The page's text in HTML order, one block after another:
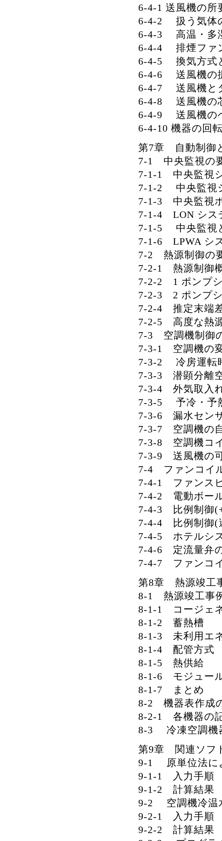
6-4-1 送風機の所
6-4-2 扱う気体
6-4-3 高温・多
6-4-4 排煙ファ
6-4-5 換気方式
6-4-6 送風機の
6-4-7 送風機と
6-4-8 送風機の
6-4-9 送風機の
6-4-10 機器の回
第7章 自動制御
7-1 中央監視の
7-1-1 中央監視
7-1-2 中央監視
7-1-3 中央監視
7-1-4 LON シス
7-1-5 中央監視
7-1-6 LPWA シ
7-2 熱源制御の
7-2-1 熱源制御
7-2-2 1 ポンプ
7-2-3 2 ポンプ
7-2-4 推定末端
7-2-5 高度な熱
7-3 空調機制御
7-3-1 空調機の
7-3-2 冷房運転
7-3-3 潜顕分離
7-3-4 外気取入
7-3-5 予冷・予
7-3-6 漏水セン
7-3-7 空調機の
7-3-8 空調機コ
7-3-9 送風機の
7-4 ファンコイ
7-4-1 ファンス
7-4-2 電動ボー
7-4-3 比例制御
7-4-4 比例制御(
7-4-5 ホテルシ
7-4-6 定流量弁
7-4-7 ファンコ
第8章 熱源竣工
8-1 熱源竣工事
8-1-1 コージェ
8-1-2 蓄熱槽
8-1-3 未利用エ
8-1-4 配管方式
8-1-5 熱供給
8-1-6 モジュー
8-1-7 まとめ
8-2 機器表作成
8-2-1 各機器の
8-3 冷凍空調機
第9章 関連ソフ
9-1 原単位法に
9-1-1 入力手順
9-1-2 計算結果
9-2 空調機冷温
9-2-1 入力手順
9-2-2 計算結果